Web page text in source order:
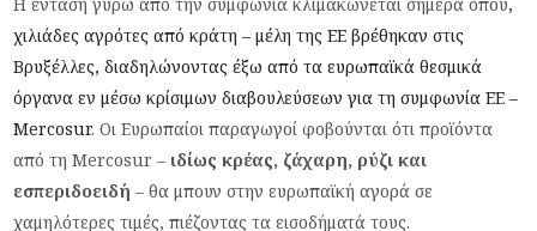
χιλιάδες αγρότες από κράτη – μέλη της ΕΕ βρέθηκαν στις
Βρυξέλλες, διαδηλώνοντας έξω από τα ευρωπαϊκά θεσμικά
όργανα εν μέσω κρίσιμων διαβουλεύσεων για τη συμφωνία ΕΕ –
Mercosur. Οι Ευρωπαίοι παραγωγοί φοβούνται ότι προϊόντα
από τη Mercosur – ιδίως κρέας, ζάχαρη, ρύζι και
εσπεριδοειδή – θα μπουν στην ευρωπαϊκή αγορά σε
χαμηλότερες τιμές, πιέζοντας τα εισοδήματά τους.